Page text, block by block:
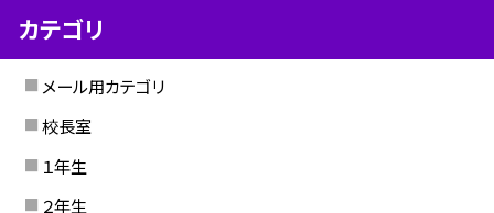
カテゴリ
メール用カテゴリ
校長室
１年生
２年生